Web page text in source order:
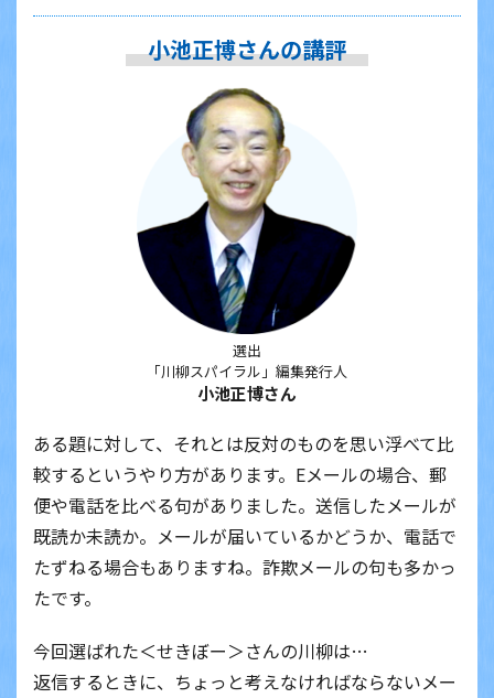
小池正博さんの講評
選出
「川柳スパイラル」編集発行人
小池正博さん
ある題に対して、それとは反対のものを思い浮べて比
較するというやり方があります。Eメールの場合、郵
便や電話を比べる句がありました。送信したメールが
既読か未読か。メールが届いているかどうか、電話で
たずねる場合もありますね。詐欺メールの句も多かっ
たです。
今回選ばれた＜せきぼー＞さんの川柳は…
返信するときに、ちょっと考えなければならないメー